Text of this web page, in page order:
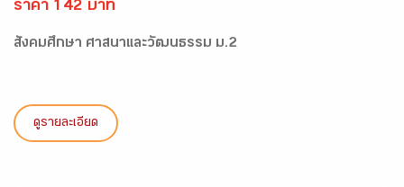
ราคา 142 บาท
สังคมศึกษา ศาสนาและวัฒนธรรม ม.2
ดูรายละเอียด